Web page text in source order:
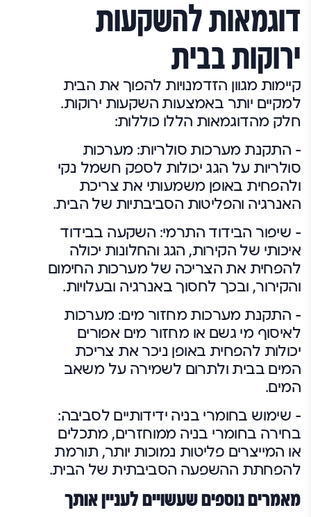
דוגמאות להשקעות
ירוקות בבית
קיימות מגוון הזדמנויות להפוך את הבית
למקיים יותר באמצעות השקעות ירוקות.
חלק מהדוגמאות הללו כוללות:
– התקנת מערכות סולריות: מערכות
סולריות על הגג יכולות לספק חשמל נקי
ולהפחית באופן משמעותי את צריכת
האנרגיה והפליטות הסביבתיות של הבית.
– שיפור הבידוד התרמי: השקעה בבידוד
איכותי של הקירות, הגג והחלונות יכולה
להפחית את הצריכה של מערכות החימום
והקירור, ובכך לחסוך באנרגיה ובעלויות.
– התקנת מערכות מחזור מים: מערכות
לאיסוף מי גשם או מחזור מים אפורים
יכולות להפחית באופן ניכר את צריכת
המים בבית ולתרום לשמירה על משאב
המים.
– שימוש בחומרי בניה ידידותיים לסביבה:
בחירה בחומרי בניה ממוחזרים, מתכלים
או המייצרים פליטות נמוכות יותר, תורמת
להפחתת ההשפעה הסביבתית של הבית.
מאמרים נוספים שעשויים לעניין אותך